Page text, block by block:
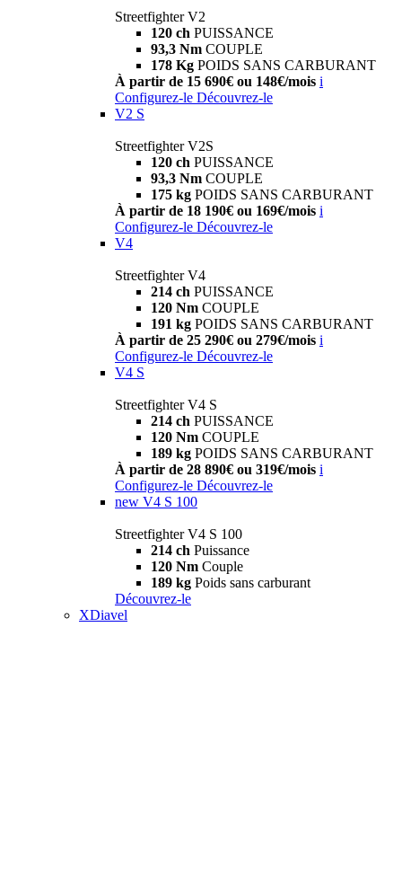
Streetfighter V2
120 ch PUISSANCE
93,3 Nm COUPLE
178 Kg POIDS SANS CARBURANT
À partir de 15 690€ ou 148€/mois i
Configurez-le Découvrez-le
V2 S
Streetfighter V2S
120 ch PUISSANCE
93,3 Nm COUPLE
175 kg POIDS SANS CARBURANT
À partir de 18 190€ ou 169€/mois i
Configurez-le Découvrez-le
V4
Streetfighter V4
214 ch PUISSANCE
120 Nm COUPLE
191 kg POIDS SANS CARBURANT
À partir de 25 290€ ou 279€/mois i
Configurez-le Découvrez-le
V4 S
Streetfighter V4 S
214 ch PUISSANCE
120 Nm COUPLE
189 kg POIDS SANS CARBURANT
À partir de 28 890€ ou 319€/mois i
Configurez-le Découvrez-le
new V4 S 100
Streetfighter V4 S 100
214 ch Puissance
120 Nm Couple
189 kg Poids sans carburant
Découvrez-le
XDiavel